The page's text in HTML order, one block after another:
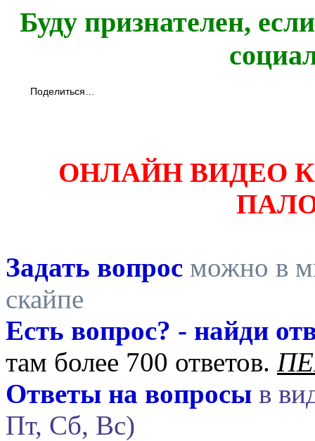
Буду признателен,
Поделиться…
ОНЛАЙН ВИДЕО
Задать вопрос можно в
скайпе
Есть вопрос? - найди
там более 700 ответов.
Ответы на вопросы в
Пт, Сб, Вс)